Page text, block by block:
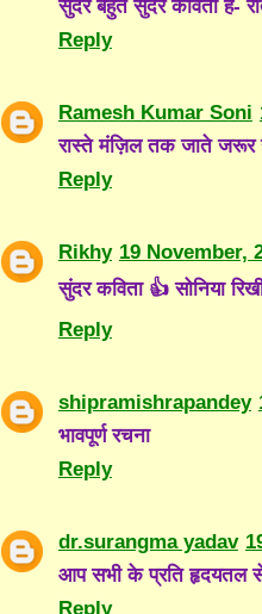
सुंदर बहुत सुंदर कविता है-
Reply
Ramesh Kumar Soni
रास्ते मंज़िल तक जाते जरूर
Reply
Rikhy 19 November,
सुंदर कविता 👍 सोनिया
Reply
shipramishrapandey
भावपूर्ण रचना
Reply
dr.surangma yadav
आप सभी के प्रति हृदयतल
Reply